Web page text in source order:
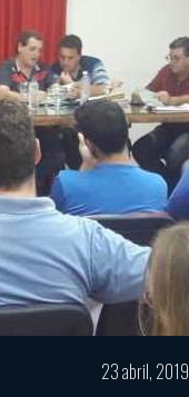
23 abril, 2019